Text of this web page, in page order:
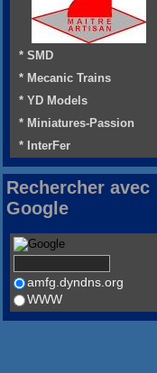
* SMD
* Mecanic Trains
* YD Models
* Miniatures-Passion
* InterFer
Rechercher avec
Google
amfg.dyndns.org
WWW